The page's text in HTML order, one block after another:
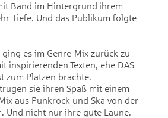
Band im Hintergrund ihrem
Tiefe. Und das Publikum folgte
ging es im Genre-Mix zurück zu
inspirierenden Texten, ehe DAS
zum Platzen brachte.
sie ihren Spaß mit einem
aus Punkrock und Ska von der
Und nicht nur ihre gute Laune.